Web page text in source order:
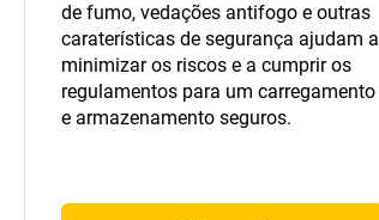
de fumo, vedações antifogo e outras
caraterísticas de segurança ajudam a
minimizar os riscos e a cumprir os
regulamentos para um carregamento
e armazenamento seguros.